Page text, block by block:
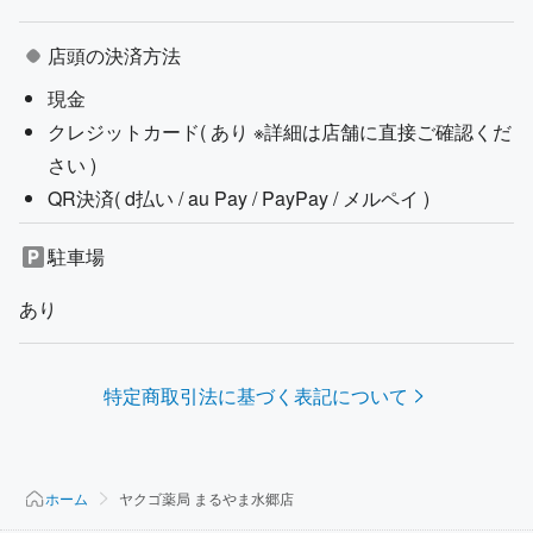
店頭の決済方法
現金
クレジットカード( あり ※詳細は店舗に直接ご確認くだ
さい )
QR決済(d払い / au Pay / PayPay / メルペイ )
駐車場
あり
特定商取引法に基づく表記について
ホーム ヤクゴ薬局 まるやま水郷店